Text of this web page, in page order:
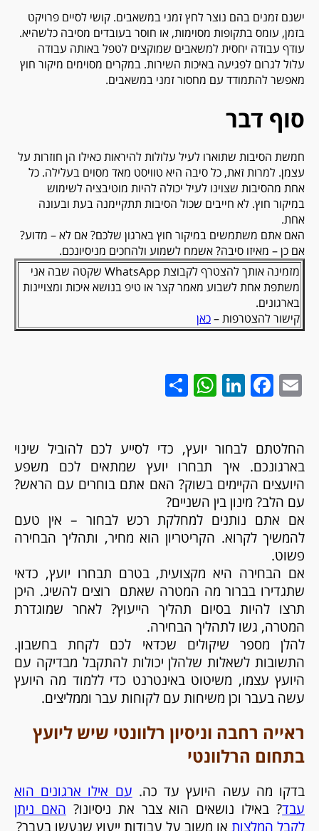
ישנם זמנים בהם נוצר לחץ זמני במשאבים. קושי לסיים פרויקט
בזמן, עומס בתקופות מסוימות, או חוסר בעובדים מסיבה כלשהיא.
עודף עבודה יחסית למשאבים שמוקצים לטפל באותה עבודה
עלול לגרום לפגיעה באיכות השירות. במקרים מסוימים מיקור חוץ
מאפשר להתמודד עם מחסור זמני במשאבים.
סוף דבר
חמשת הסיבות שתוארו לעיל עלולות להיראות כאילו הן חוזרות על
עצמן. למרות זאת, כל סיבה היא טוויסט מאד מסוים בעלילה. כל
אחת מהסיבות שצוינו לעיל יכולה להיות מוטיבציה לשימוש
במיקור חוץ. לא חייבים שכול הסיבות תתקיימנה בעת ובעונה
אחת.
האם אתם משתמשים במיקור חוץ בארגון שלכם? אם לא – מדוע?
אם כן – מאיזו סיבה? אשמח לשמוע ולהחכים מניסיונכם.
מזמינה אותך להצטרף לקבוצת WhatsApp שקטה שבה אני
משתפת אחת לשבוע מאמר קצר או טיפ בנושא איכות ומצויינות
בארגונים.
קישור להצטרפות –כאן
Email
Facebook
LinkedIn
WhatsApp
החלטתם לבחור יועץ, כדי לסייע לכם להוביל שינוי
בארגונכם. איך תבחרו יועץ שמתאים לכם משפע
היועצים הקיימים בשוק? האם אתם בוחרים עם הראש?
עם הלב? מינון בין השניים?
אם אתם נותנים למחלקת רכש לבחור – אין טעם
להמשיך לקרוא. הקריטריון הוא מחיר, ותהליך הבחירה
פשוט.
אם הבחירה היא מקצועית, בטרם תבחרו יועץ, כדאי
שתגדירו בברור מה המטרה שאתם רוצים להשיג. היכן
תרצו להיות בסיום תהליך הייעוץ? לאחר שמוגדרת
המטרה, גשו לתהליך הבחירה.
להלן מספר שיקולים שכדאי לכם לקחת בחשבון.
התשובות לשאלות שלהלן יכולות להתקבל מבדיקה עם
היועץ עצמו, משיטוט באינטרנט כדי ללמוד מה היועץ
עשה בעבר וכן משיחות עם לקוחות עבר וממליצים.
ראייה רחבה וניסיון רלוונטי שיש ליועץ
בתחום הרלוונטי
בדקו מה עשה היועץ עד כה. עם אילו ארגונים הוא
עבד? באילו נושאים הוא צבר את ניסיונו? האם ניתן
לקבל המלצות או משוב על עבודות ייעוץ שנעשו בעבר?